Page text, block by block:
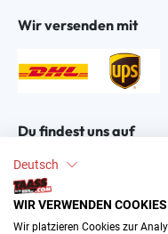
Deutsch
WIR VERWENDEN COOKIES
Wir platzieren Cookies zur
Wir versenden mit
Du findest uns auf